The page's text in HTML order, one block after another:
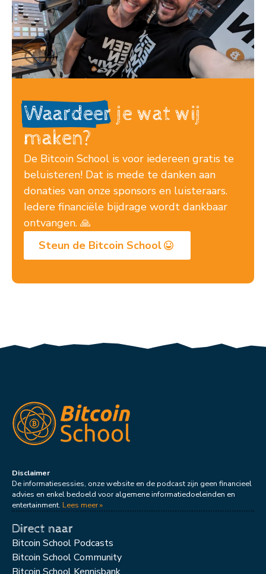
Waardeer je wat wij
maken?
De Bitcoin School is voor iedereen gratis te
beluisteren! Dat is mede te danken aan
donaties van onze sponsors en luisteraars.
Iedere financiële bijdrage wordt dankbaar
ontvangen. 🙏
Steun de Bitcoin School
Disclaimer
De informatiesessies, onze website en de podcast zijn geen financieel
advies en enkel bedoeld voor algemene informatiedoeleinden en
entertainment. Lees meer »
Direct naar
Bitcoin School Podcasts
Bitcoin School Community